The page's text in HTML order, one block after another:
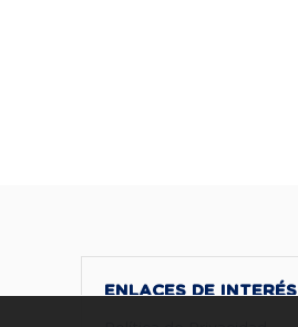
ENLACES DE INTERÉS